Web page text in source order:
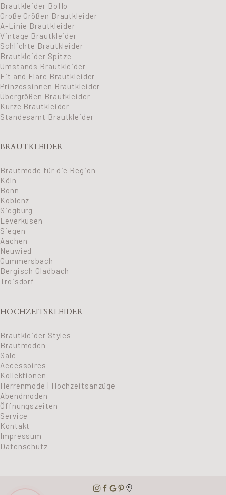
Brautkleider BoHo
Große Größen Brautkleider
A-Linie Brautkleider
Vintage Brautkleider
Schlichte Brautkleider
Brautkleider Spitze
Umstands Brautkleider
Fit and Flare Brautkleider
Prinzessinnen Brautkleider
Übergrößen Brautkleider
Kurze Brautkleider
Standesamt Brautkleider
BRAUTKLEIDER
Brautmode für die Region
Köln
Bonn
Koblenz
Siegburg
Leverkusen
Siegen
Aachen
Neuwied
Gummersbach
Bergisch Gladbach
Troisdorf
HOCHZEITSKLEIDER
Brautkleider Styles
Brautmoden
Sale
Accessoires
Kollektionen
Herrenmode | Hochzeitsanzüge
Abendmoden
Öffnungszeiten
Service
Kontakt
Impressum
Datenschutz